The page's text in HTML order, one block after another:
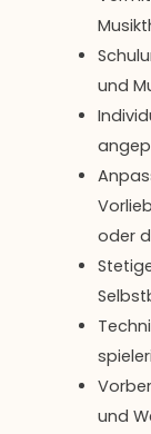
und
oder
und